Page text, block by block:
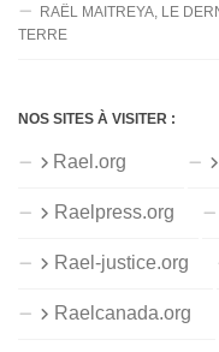
RAËL MAITREYA, LE
TERRE
NOS SITES À VISITER :
Rael.org
Raelpress.org
Rael-justice.org
Raelcanada.org